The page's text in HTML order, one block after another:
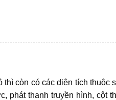
còn có các diện tích thuộc
phát thanh truyền hình, cột